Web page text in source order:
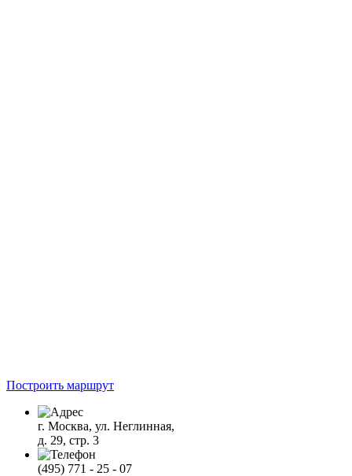
Построить маршрут
г. Москва, ул. Неглинная,
д. 29, стр. 3
(495) 771 - 25 - 07